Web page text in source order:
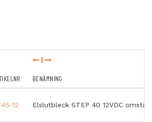
BENÄMNING
12 Elslutbleck STEP 40 12VDC